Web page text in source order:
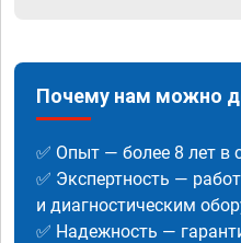
Почему нам можно
✅ Опыт — более 8 лет в
✅ Экспертность —
и диагностическим
✅ Надежность —